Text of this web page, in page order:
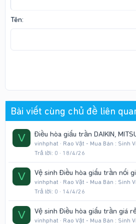
18
Tahoma
Tên
Bài viết cùng chủ đề liên
V Điều hòa giấu trần DAIKIN,
vinhphat
Rao Vặt - Mua Bán : Sinh
Trả lời 0 18/4/26
V Vệ sinh Điều hòa giấu trần nối
vinhphat
Rao Vặt - Mua Bán : Sinh
Trả lời 0 14/4/26
V Vệ sinh Điều hòa giấu trần giá
vinhphat Rao Vặt - Mua Bán : Sinh